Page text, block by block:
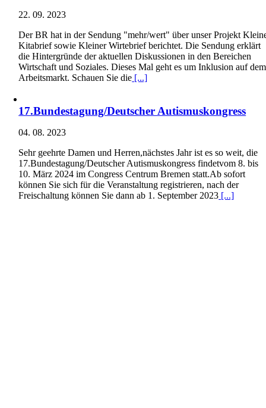
22. 09. 2023
Der BR hat in der Sendung "mehr/wert" über unser Projekt
Kitabrief sowie Kleiner Wirtebrief berichtet. Die Sendung erklärt
die Hintergründe der aktuellen Diskussionen in den Bereichen
Wirtschaft und Soziales. Dieses Mal geht es um Inklusion auf dem
Arbeitsmarkt. Schauen Sie die [...]
17.Bundestagung/Deutscher Autismuskongress
04. 08. 2023
Sehr geehrte Damen und Herren,nächstes Jahr ist es so weit, die
17.Bundestagung/Deutscher Autismuskongress findetvom 8. bis
10. März 2024 im Congress Centrum Bremen statt.Ab sofort
können Sie sich für die Veranstaltung registrieren, nach der
Freischaltung können Sie dann ab 1. September 2023 [...]